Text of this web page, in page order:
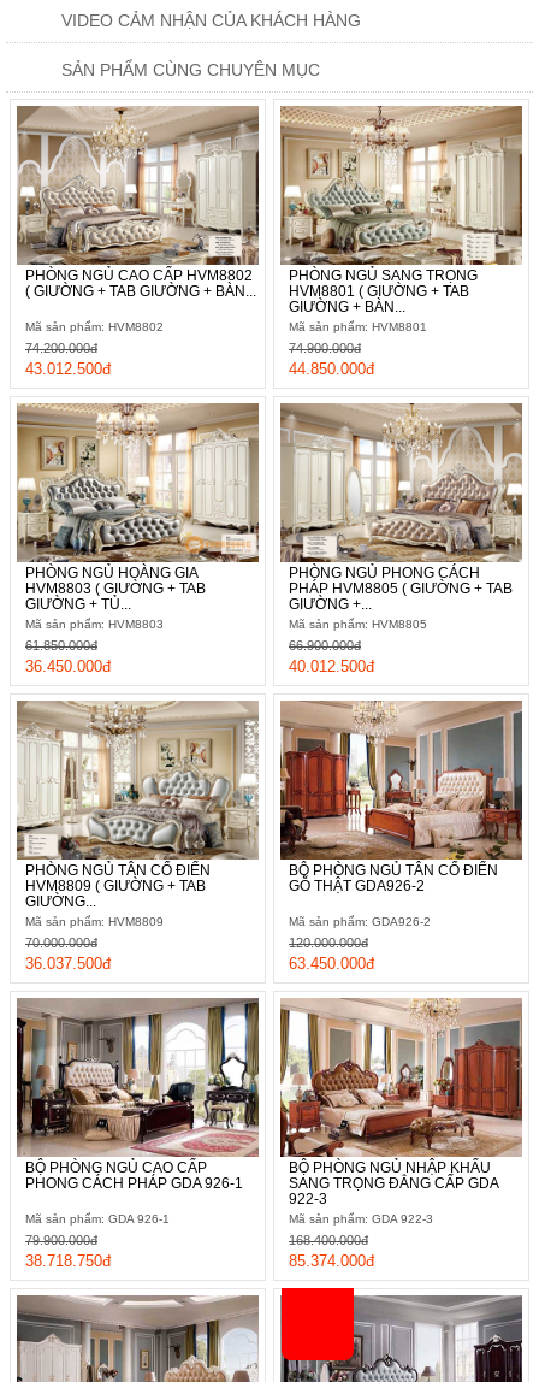
VIDEO CẢM NHẬN CỦA KHÁCH HÀNG
SẢN PHẨM CÙNG CHUYÊN MỤC
PHÒNG NGỦ CAO CẤP HVM8802
( GIƯỜNG + TAB GIƯỜNG + BÀN...
Mã sản phẩm: HVM8802
43.012.500đ
74.200.000đ
PHÒNG NGỦ SANG TRỌNG
HVM8801 ( GIƯỜNG + TAB
GIƯỜNG + BÀN...
Mã sản phẩm: HVM8801
44.850.000đ
74.900.000đ
PHÒNG NGỦ HOÀNG GIA
HVM8803 ( GIƯỜNG + TAB
GIƯỜNG + TỦ...
Mã sản phẩm: HVM8803
36.450.000đ
61.850.000đ
PHÒNG NGỦ PHONG CÁCH
PHÁP HVM8805 ( GIƯỜNG + TAB
GIƯỜNG +...
Mã sản phẩm: HVM8805
40.012.500đ
66.900.000đ
PHÒNG NGỦ TÂN CỔ ĐIỂN
HVM8809 ( GIƯỜNG + TAB
GIƯỜNG...
Mã sản phẩm: HVM8809
36.037.500đ
70.000.000đ
BỘ PHÒNG NGỦ TÂN CỔ ĐIỂN
GỖ THẬT GDA926-2
Mã sản phẩm: GDA926-2
63.450.000đ
120.000.000đ
BỘ PHÒNG NGỦ CAO CẤP
PHONG CÁCH PHÁP GDA 926-1
Mã sản phẩm: GDA 926-1
38.718.750đ
79.900.000đ
BỘ PHÒNG NGỦ NHẬP KHẨU
SANG TRỌNG ĐẲNG CẤP GDA
922-3
Mã sản phẩm: GDA 922-3
85.374.000đ
168.400.000đ